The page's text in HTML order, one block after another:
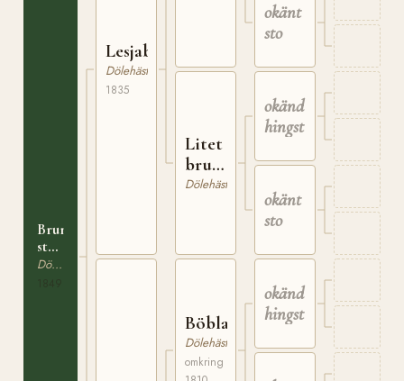
Brunt
sto
född
Dölehäst
Lesjabrun
Dölehäst
1835
Litet
brunt
sto
Dölehäst
Böblakken
Dölehäst
omkring
okänt
sto
okänd
hingst
okänt
sto
okänd
hingst